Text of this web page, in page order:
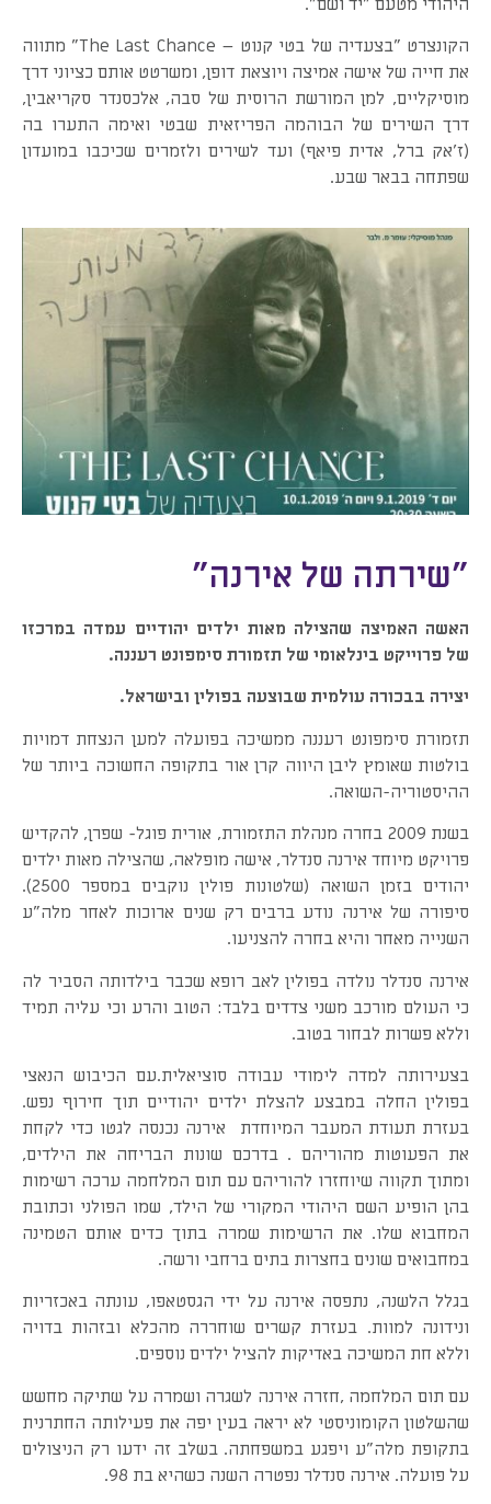
הקונצרט "בצעדיה של בטי קנוט – The Last Chance" מתווה
את חייה של אישה אמיצה ויוצאת דופן, ומשרטט אותם כציוני דרך
מוסיקליים, למן המורשת הרוסית של סבה, אלכסנדר סקריאבין,
דרך השירים של הבוהמה הפריזאית שבטי ואימה התערו בה
(ז'אק ברל, אדית פיאף) ועד לשירים ולזמרים שכיכבו במועדון
שפתחה בבאר שבע.
"שירתה של אירנה"
האשה האמיצה שהצילה מאות ילדים יהודיים עמדה במרכזו
של פרוייקט בינלאומי של תזמורת סימפונט רעננה.
יצירה בבכורה עולמית שבוצעה בפולין ובישראל.
תזמורת סימפונט רעננה ממשיכה בפועלה למען הנצחת דמויות
בולטות שאומץ ליבן היווה קרן אור בתקופה החשוכה ביותר של
ההיסטוריה-השואה.
בשנת 2009 בחרה מנהלת התזמורת, אורית פוגל- שפרן, להקדיש
פרויקט מיוחד אירנה סנדלר, אישה מופלאה, שהצילה מאות ילדים
יהודים בזמן השואה (שלטונות פולין נוקבים במספר 2500).
סיפורה של אירנה נודע ברבים רק שנים ארוכות לאחר מלה"ע
השנייה מאחר והיא בחרה להצניעו.
אירנה סנדלר נולדה בפולין לאב רופא שכבר בילדותה הסביר לה
כי העולם מורכב משני צדדים בלבד: הטוב והרע וכי עליה תמיד
וללא פשרות לבחור בטוב.
בצעירותה למדה לימודי עבודה סוציאלית.עם הכיבוש הנאצי
בפולין החלה במבצע להצלת ילדים יהודיים תוך חירוף נפש.
בעזרת תעודת המעבר המיוחדת אירנה נכנסה לגטו כדי לקחת
את הפעוטות מהוריהם . בדרכם שונות הבריחה את הילדים,
ומתוך תקווה שיוחזרו להוריהם עם תום המלחמה ערכה רשימות
בהן הופיע השם היהודי המקורי של הילד, שמו הפולני וכתובת
המחבוא שלו. את הרשימות שמרה בתוך כדים אותם הטמינה
במחבואים שונים בחצרות בתים ברחבי ורשה.
בגלל הלשנה, נתפסה אירנה על ידי הגסטאפו, עונתה באכזריות
ונידונה למוות. בעזרת קשרים שוחררה מהכלא ובזהות בדויה
וללא חת המשיכה באדיקות להציל ילדים נוספים.
עם תום המלחמה ,חזרה אירנה לשגרה ושמרה על שתיקה מחשש
שהשלטון הקומוניסטי לא יראה בעין יפה את פעילותה החתרנית
בתקופת מלה"ע ויפגע במשפחתה. בשלב זה ידעו רק הניצולים
על פועלה. אירנה סנדלר נפטרה השנה כשהיא בת 98.